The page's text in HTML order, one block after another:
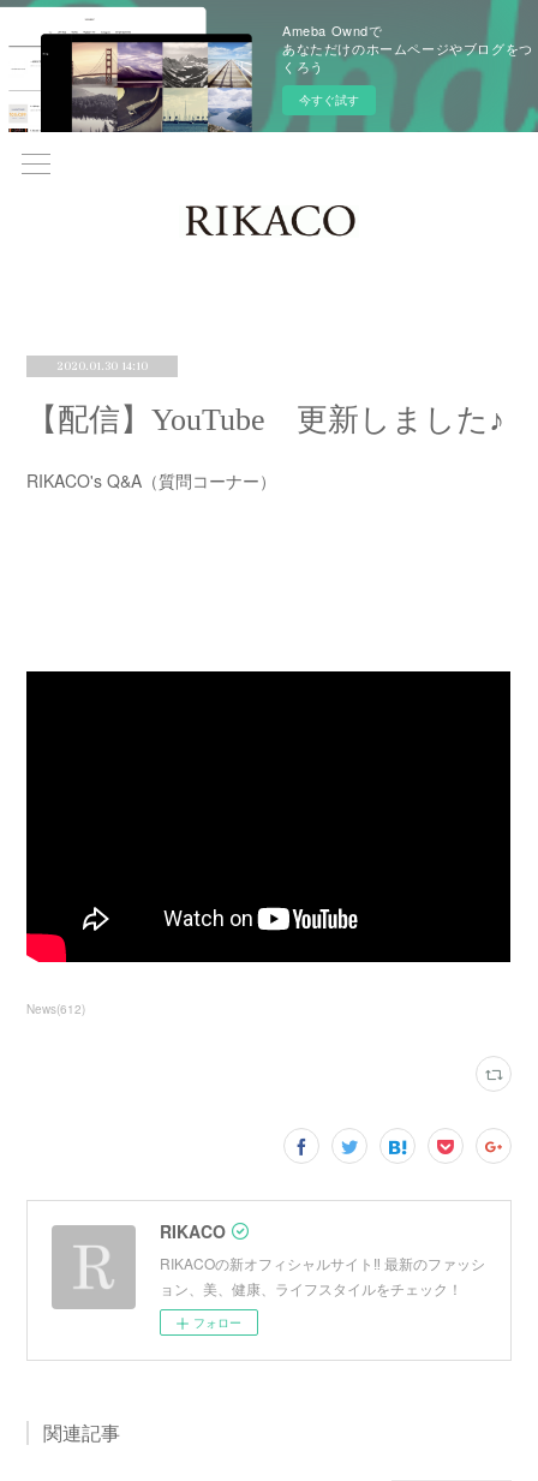
Ameba Owndで
あなただけのホームページやブログをつ
くろう
今すぐ試す
2020.01.30 14:10
【配信】YouTube 更新しました♪
RIKACO's Q&A（質問コーナー）
News(612)
RIKACO
RIKACOの新オフィシャルサイト‼︎ 最新のファッシ
ョン、美、健康、ライフスタイルをチェック！
フォロー
関連記事